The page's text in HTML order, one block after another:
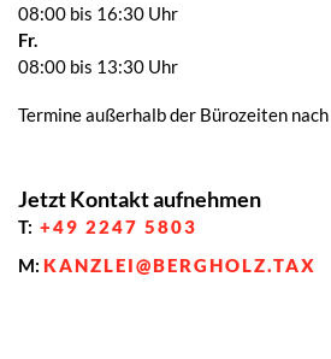
08:00 bis 16:30 Uhr
Fr.
08:00 bis 13:30 Uhr
Termine außerhalb der Bürozeiten
Jetzt Kontakt aufnehmen
T: +49 2247 5803
M: KANZLEI@BERGHOLZ.TAX